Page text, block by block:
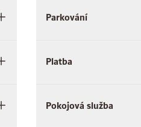
Parkování
Platba
Pokojová služba